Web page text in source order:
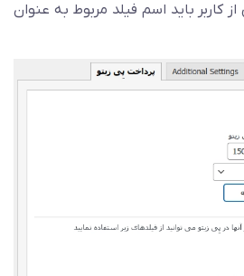
کاربر باید اسم فیلد مربوط به عنوان